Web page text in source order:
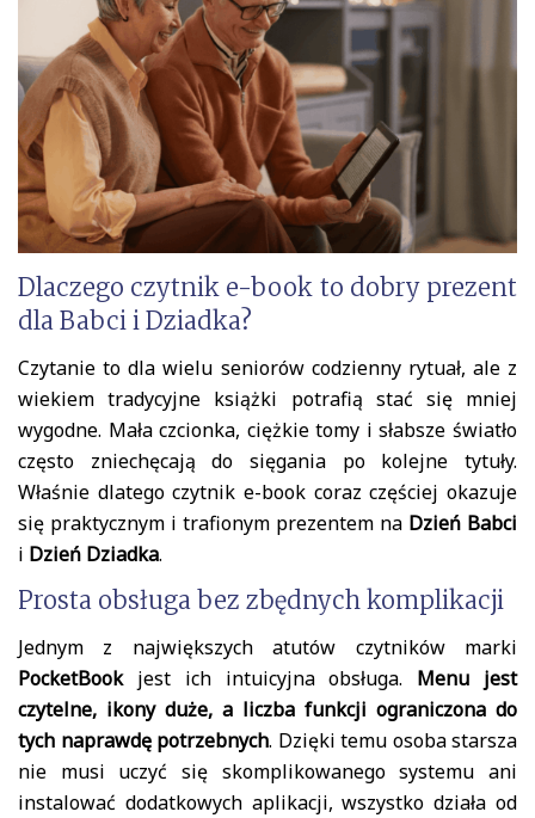
Dlaczego czytnik e-book to dobry prezent
dla Babci i Dziadka?
Czytanie to dla wielu seniorów codzienny rytuał, ale z
wiekiem tradycyjne książki potrafią stać się mniej
wygodne. Mała czcionka, ciężkie tomy i słabsze światło
często zniechęcają do sięgania po kolejne tytuły.
Właśnie dlatego czytnik e-book coraz częściej okazuje
się praktycznym i trafionym prezentem na Dzień Babci
i Dzień Dziadka.
Prosta obsługa bez zbędnych komplikacji
Jednym z największych atutów czytników marki
PocketBookjest ich intuicyjna obsługa. Menu jest
czytelne, ikony duże, a liczba funkcji ograniczona do
tych naprawdę potrzebnych. Dzięki temu osoba starsza
nie musi uczyć się skomplikowanego systemu ani
instalować dodatkowych aplikacji, wszystko działa od